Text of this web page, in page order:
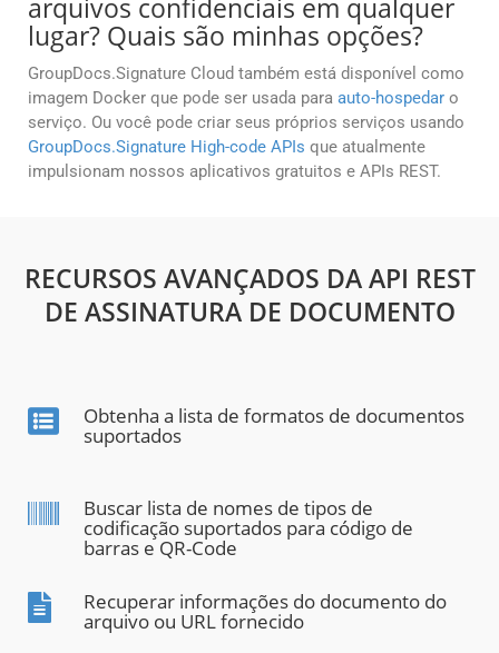
arquivos confidenciais em qualquer
lugar? Quais são minhas opções?
GroupDocs.Signature Cloud também está disponível como
imagem Docker que pode ser usada para auto-hospedar o
serviço. Ou você pode criar seus próprios serviços usando
GroupDocs.Signature High-code APIs que atualmente
impulsionam nossos aplicativos gratuitos e APIs REST.
RECURSOS AVANÇADOS DA API REST
DE ASSINATURA DE DOCUMENTO
Obtenha a lista de formatos de documentos
suportados
Buscar lista de nomes de tipos de
codificação suportados para código de
barras e QR-Code
Recuperar informações do documento do
arquivo ou URL fornecido